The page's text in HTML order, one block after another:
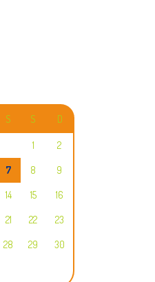
S S D
1 2
7 8 9
14 15 16
21 22 23
28 29 30